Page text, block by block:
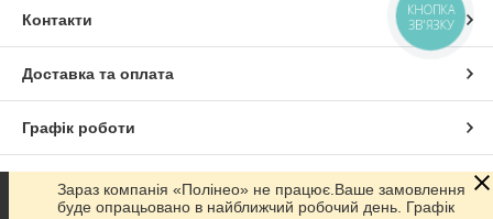
Контакти
Доставка та оплата
Графік роботи
Повна версія сайту
Зараз компанія «Полінео» не працює.Ваше замовлення
буде опрацьовано в найближчий робочий день. Графік
КНОПКА
ЗВ'ЯЗКУ